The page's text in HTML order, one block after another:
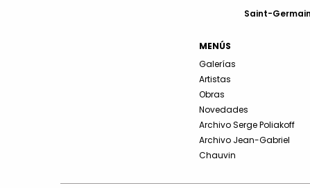
Saint-
MENÚS
Galerías
Artistas
Obras
Novedades
Archivo Serge Poliakoff
Archivo Jean-Gabriel
Chauvin